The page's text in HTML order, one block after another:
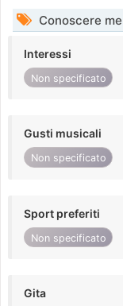
Conoscere me
Interessi
Non specificato
Gusti musicali
Non specificato
Sport preferiti
Non specificato
Gita